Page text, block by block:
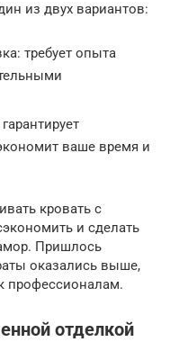
из двух вариантов:
требует опыта
ваше время и
кровать с
и сделать
Пришлось
оказались выше,
профессионалам.
отделкой